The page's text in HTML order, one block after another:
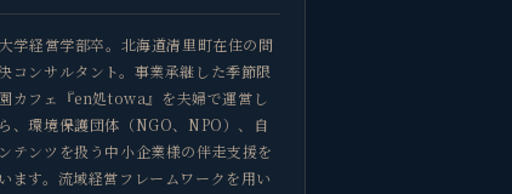
学経営学部卒。北海道清里町在住の問
コンサルタント。事業承継した季節限
カフェ『en処towa』を夫婦で運営し
、環境保護団体（NGO、NPO）、自
テンツを扱う中小企業様の伴走支援を
ます。流域経営フレームワークを用い